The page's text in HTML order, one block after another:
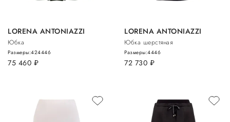
LORENA ANTONIAZZI
Юбка
75 460 руб.
Размеры:424446
LORENA ANTONIAZZI
Юбка шерстяная
72 730 руб.
Размеры:4446